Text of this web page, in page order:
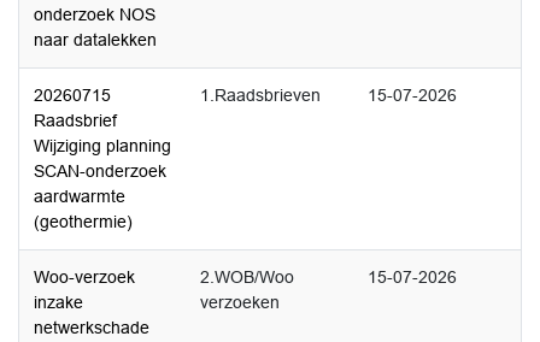
onderzoek NOS
naar datalekken
20260715
Raadsbrief
Wijziging planning
SCAN-onderzoek
aardwarmte
(geothermie)
1.Raadsbrieven 15-07-2026
Woo-verzoek
inzake
netwerkschade
2.WOB/Woo
verzoeken
15-07-2026